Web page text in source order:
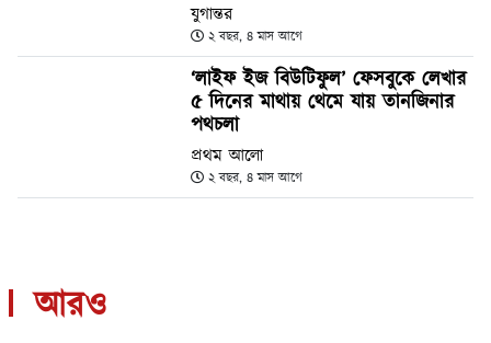
যুগান্তর
২ বছর, ৪ মাস আগে
‘লাইফ ইজ বিউটিফুল’ ফেসবুকে লেখার
৫ দিনের মাথায় থেমে যায় তানজিনার
পথচলা
প্রথম আলো
২ বছর, ৪ মাস আগে
আরও